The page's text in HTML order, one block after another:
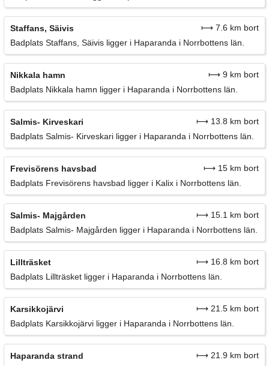
Staffans, Säivis
⟼ 7.6 km bort
Badplats Staffans, Säivis ligger i Haparanda i Norrbottens län.
Nikkala hamn
⟼ 9 km bort
Badplats Nikkala hamn ligger i Haparanda i Norrbottens län.
Salmis- Kirveskari
⟼ 13.8 km bort
Badplats Salmis- Kirveskari ligger i Haparanda i Norrbottens län.
Frevisörens havsbad
⟼ 15 km bort
Badplats Frevisörens havsbad ligger i Kalix i Norrbottens län.
Salmis- Majgården
⟼ 15.1 km bort
Badplats Salmis- Majgården ligger i Haparanda i Norrbottens län.
Lillträsket
⟼ 16.8 km bort
Badplats Lillträsket ligger i Haparanda i Norrbottens län.
Karsikkojärvi
⟼ 21.5 km bort
Badplats Karsikkojärvi ligger i Haparanda i Norrbottens län.
Haparanda strand
⟼ 21.9 km bort